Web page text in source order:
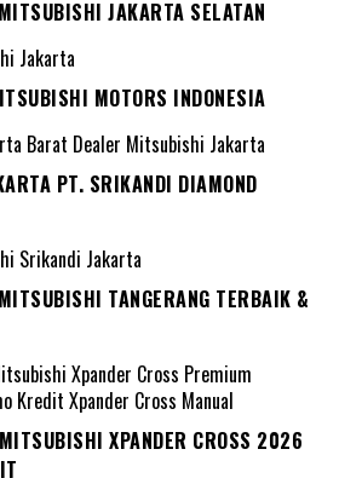
JAKARTA SELATAN
MOTORS INDONESIA
PT. SRIKANDI DIAMOND
TANGERANG TERBAIK &
XPANDER CROSS 2026